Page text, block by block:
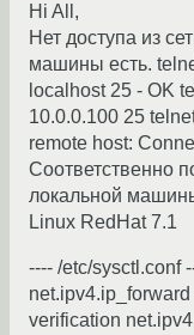
Hi All,
Нет доступа из
машины есть.
localhost 25 - OK
10.0.0.100 25
remote host:
Соответственно
локальной
Linux RedHat 7.1
---- /etc/sysctl.conf
verification